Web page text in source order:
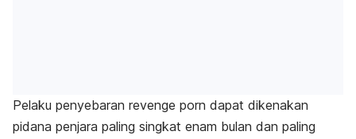
Pelaku penyebaran revenge porn dapat dikenakan
pidana penjara paling singkat enam bulan dan paling